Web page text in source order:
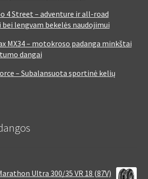
4 Street – adventure ir all-road
bei lengvam bekelės naudojimui
MX34 – motokroso padanga minkštai
dangai
– Subalansuota sportinė kelių
Ultra 300/35 VR 18 (87V)